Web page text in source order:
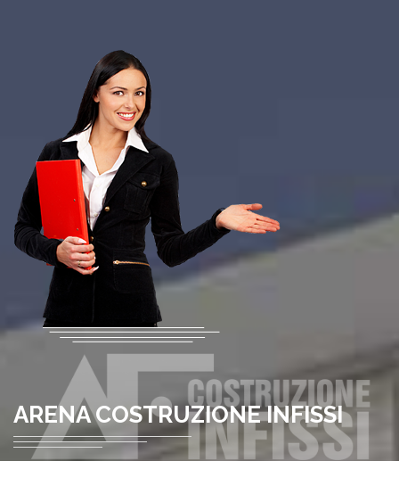
ARENA COSTRUZIONE INFISSI